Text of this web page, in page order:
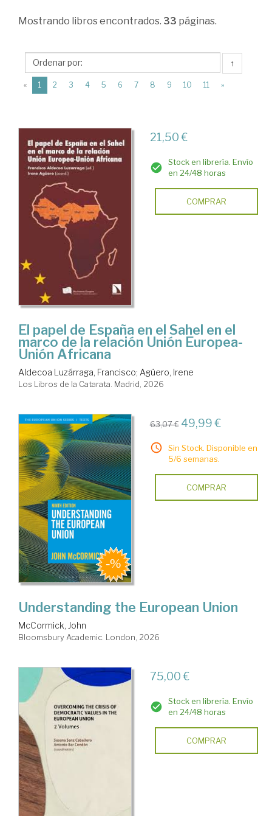
>
política
>
Ciencia
>
Unión
Europea
Mostrando libros encontrados. 33 páginas.
↑
« 1 (current)
2 3 4 5 6 7 8 9 10 11 »
21,50 €
Stock en librería. Envío
en 24/48 horas
COMPRAR
El papel de España en el Sahel en el
marco de la relación Unión Europea-
Unión Africana
Aldecoa Luzárraga, Francisco; Agüero, Irene
Los Libros de la Catarata. Madrid, 2026
63,07 € 49,99 €
Sin Stock. Disponible en
5/6 semanas.
COMPRAR
Understanding the European Union
McCormick, John
Bloomsbury Academic. London, 2026
75,00 €
Stock en librería. Envío
en 24/48 horas
COMPRAR